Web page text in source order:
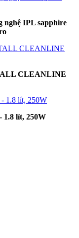
nghệ IPL sapphire
CLEANLINE
1.8 lít, 250W